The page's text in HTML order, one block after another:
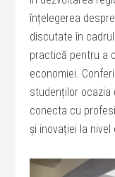
înțelegerea
discutate în
practică pentru a
economiei.
studenților ocazia
conecta cu
și inovației la nivel